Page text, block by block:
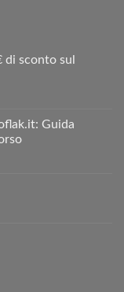
sconto sul
Guida